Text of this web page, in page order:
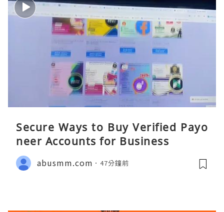
Secure Ways to Buy Verified Payo
neer Accounts for Business
abusmm.com 47分鐘前